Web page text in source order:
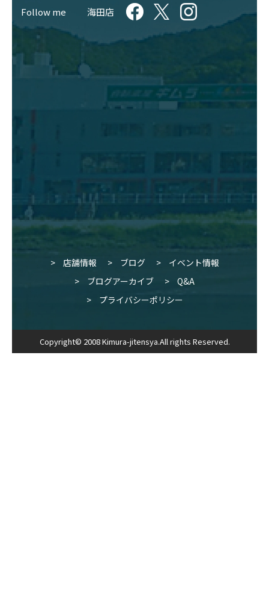
Follow me 海田店
店舗情報 ブログ
イベント情報
ブログアーカイブ
Q&A
プライバシーポリシー
Copyright© 2008 Kimura-jitensya.All rights Reserved.